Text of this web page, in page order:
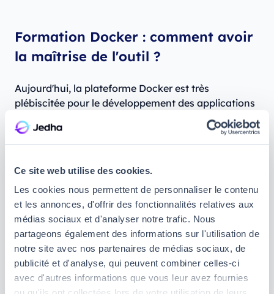
Ce site web utilise des cookies.
Les cookies nous permettent de personnaliser le contenu
et les annonces, d'offrir des fonctionnalités relatives aux
médias sociaux et d'analyser notre trafic. Nous
partageons également des informations sur l'utilisation de
notre site avec nos partenaires de médias sociaux, de
publicité et d'analyse, qui peuvent combiner celles-ci
avec d'autres informations que vous leur avez fournies
Formation Docker : comment avoir
la maîtrise de l'outil ?
Aujourd'hui, la plateforme Docker est très
plébiscitée pour le développement des applications
et logiciels. Il est donc important pour les
personnes qui aspirent à ce métier de savoir utiliser
cet outil de conteneurisation qui procure des
connaissances nécessaires à acquérir pour
maîtriser Docker sont enseignées ou transmises au
cours desformations de Data Engineer.
Quel que soit le niveau initial de l'apprenant, la
formation docker permet de maîtriser l'utilisation du
logiciel en un temps raisonnable. Au terme de
l'apprentissage, le titulaire de la certification en